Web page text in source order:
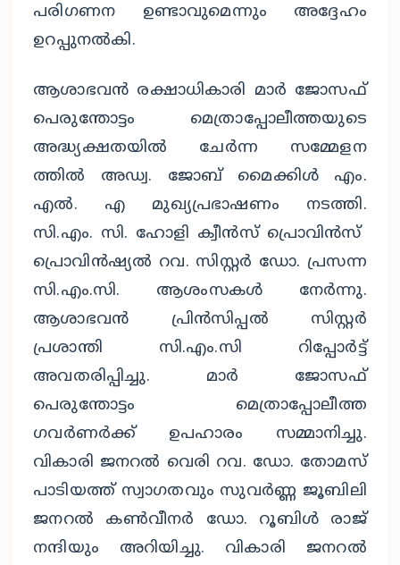
പരിഗണന ഉണ്ടാവുമെന്നും അദ്ദേഹം
ഉറപ്പുനൽകി.
ആശാഭവൻ രക്ഷാധികാരി മാർ ജോസഫ്
പെരുന്തോട്ടം മെത്രാപ്പോലീത്തയുടെ
അദ്ധ്യക്ഷതയിൽ ചേർന്ന സമ്മേളന
ത്തിൽ അഡ്വ. ജോബ് മൈക്കിൾ എം.
എൽ. എ മുഖ്യപ്രഭാഷണം നടത്തി.
സി.എം. സി. ഹോളി ക്വീൻസ് പ്രൊവിൻസ്
പ്രൊവിൻഷ്യൽ റവ. സിസ്റ്റർ ഡോ. പ്രസന്ന
സി.എം.സി. ആശംസകൾ നേർന്നു.
ആശാഭവൻ പ്രിൻസിപ്പൽ സിസ്റ്റർ
പ്രശാന്തി സി.എം.സി റിപ്പോർട്ട്
അവതരിപ്പിച്ചു. മാർ ജോസഫ്
പെരുന്തോട്ടം മെത്രാപ്പോലീത്ത
ഗവർണർക്ക് ഉപഹാരം സമ്മാനിച്ചു.
വികാരി ജനറൽ വെരി റവ. ഡോ. തോമസ്
പാടിയത്ത് സ്വാഗതവും സുവർണ്ണ ജൂബിലി
ജനറൽ കൺവീനർ ഡോ. റൂബിൾ രാജ്
നന്ദിയും അറിയിച്ചു. വികാരി ജനറൽ